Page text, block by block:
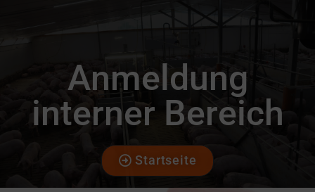
Anmeldung
interner Bereich
Startseite